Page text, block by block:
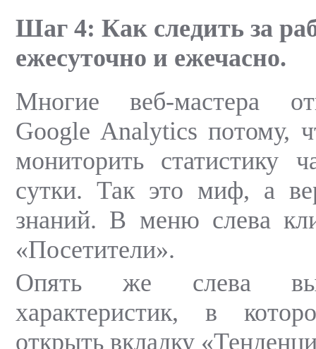
Шаг 4: Как следить за
ежесуточно и ежечасно.
Многие веб-мастера
Google Analytics потому,
мониторить статистику
сутки. Так это миф, а
знаний. В меню слева
«Посетители».
Опять же слева
характеристик, в
открыть вкладку